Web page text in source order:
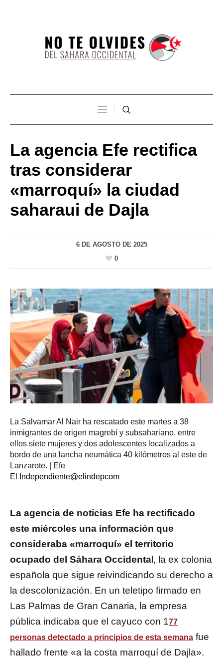
La agencia Efe rectifica
tras considerar
«marroquí» la ciudad
saharaui de Dajla
6 DE AGOSTO DE 2025
0
La Salvamar Al Nair ha rescatado este martes a 38
inmigrantes de origen magrebí y subsahariano, entre
ellos siete mujeres y dos adolescentes localizados a
bordo de una lancha neumática 40 kilómetros al este de
Lanzarote. | Efe
El Independiente@elindepcom
La agencia de noticias Efe ha rectificado
este miércoles una información que
consideraba «marroquí» el territorio
ocupado del Sáhara Occidental, la ex colonia
española que sigue reivindicando su derecho a
la descolonización. En un teletipo firmado en
Las Palmas de Gran Canaria, la empresa
pública indicaba que el cayuco con 177
personas detectado a principios de esta semana fue
hallado frente «a la costa marroquí de Dajla».